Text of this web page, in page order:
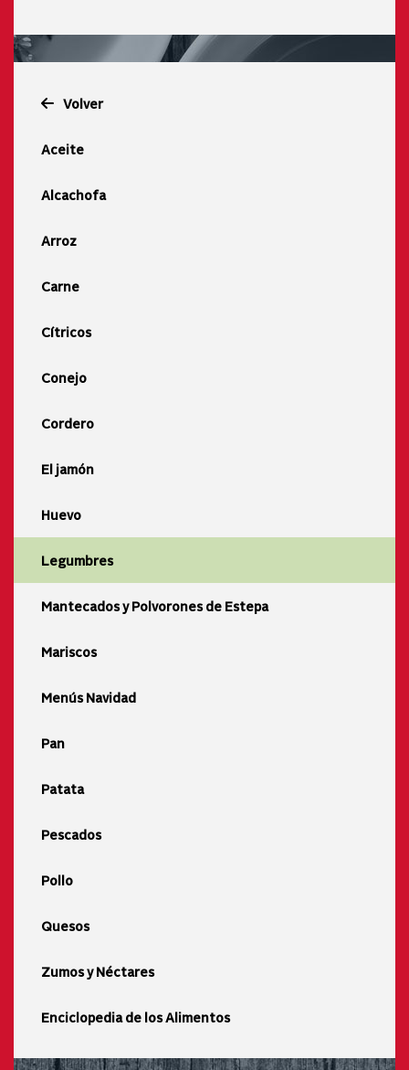
Volver
Aceite
Alcachofa
Arroz
Carne
Cítricos
Conejo
Cordero
El jamón
Huevo
Legumbres
Mantecados y Polvorones de Estepa
Mariscos
Menús Navidad
Pan
Patata
Pescados
Pollo
Quesos
Zumos y Néctares
Enciclopedia de los Alimentos